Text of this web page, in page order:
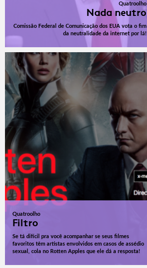
Quatroolho
Nada neutro
Comissão Federal de Comunicação dos EUA vota o fim
da neutralidade da internet por lá!
Quatroolho
Filtro
Se tá difícil pra você acompanhar se seus filmes
favoritos têm artistas envolvidos em casos de assédio
sexual, cola no Rotten Apples que ele dá a resposta!